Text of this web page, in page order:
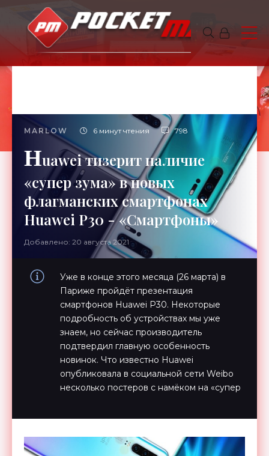
MARLOW 6 минут чтения 798
Huawei тизерит наличие
«супер зума» в новых
флагманских смартфонах
Huawei P30 - «Смартфоны»
Добавлено: 20 августа 2021
Уже в конце этого месяца (26 марта) в
Париже пройдёт презентация
смартфонов Huawei P30. Некоторые
подробность об устройствах мы уже
знаем, но сейчас производитель
подтвердил главную особенность
новинок. Что известно Huawei
опубликовала в социальной сети Weibo
несколько постеров с намёком на «супер